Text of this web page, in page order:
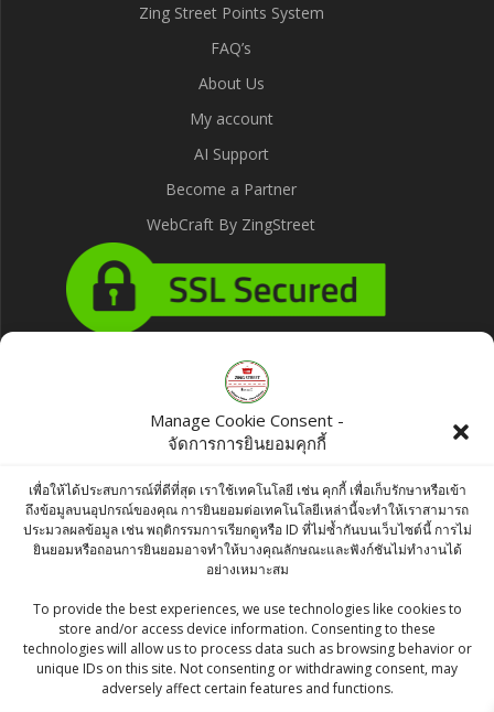
Manage Cookie Consent -
จัดการการยินยอมคุกกี้
เพื่อให้ได้ประสบการณ์ที่ดีที่สุด เราใช้เทคโนโลยี เช่น คุกกี้ เพื่อเก็บรักษาหรือเข้า
ถึงข้อมูลบนอุปกรณ์ของคุณ การยินยอมต่อเทคโนโลยีเหล่านี้จะทำให้เราสามารถ
ประมวลผลข้อมูล เช่น พฤติกรรมการเรียกดูหรือ ID ที่ไม่ซ้ำกันบนเว็บไซต์นี้ การไม่
ยินยอมหรือถอนการยินยอมอาจทำให้บางคุณลักษณะและฟังก์ชันไม่ทำงานได้
อย่างเหมาะสม
To provide the best experiences, we use technologies like cookies to
store and/or access device information. Consenting to these
technologies will allow us to process data such as browsing behavior or
unique IDs on this site. Not consenting or withdrawing consent, may
adversely affect certain features and functions.
Zing Street Points System
FAQ’s
About Us
My account
AI Support
Become a Partner
WebCraft By ZingStreet
Products
KC CORIANDER POWDER / DANIYA POWDER
/ ผงผักชี- 100g
฿35.00
Aachi Ponni Boiled Rice 1kg
120.00
Fresh Jalabi 500g - Indian Sweets
฿150.00